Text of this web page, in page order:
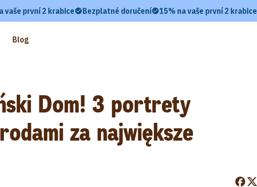
vaše první 2 krabice Bezplatné doručení 15% na vaše první 2 krabice
Blog
Dom! 3 portrety
za największe